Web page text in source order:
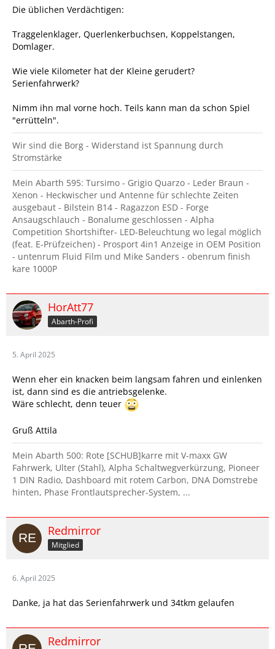
Die üblichen Verdächtigen:
Traggelenklager, Querlenkerbuchsen, Koppelstangen,
Domlager.
Wie viele Kilometer hat der Kleine gerudert?
Serienfahrwerk?
Nimm ihn mal vorne hoch. Teils kann man da schon Spiel
"errütteln".
Wir sind die Borg - Widerstand ist Spannung durch
Stromstärke
Mein Abarth 595: Tursimo - Grigio Quarzo - Leder Braun -
Xenon - Heckwischer und Antenne für schlechte Zeiten
ausgebaut - Bilstein B14 - Ragazzon ESD - Forge
Ansaugschlauch - Bonalume geschlossen - Alpha
Competition Shortshifter- LED-Beleuchtung wo legal möglich
(feat. E-Prüfzeichen) - Prosport 4in1 Anzeige in OEM Position
- untenrum Fluid Film und Mike Sanders - obenrum finish
kare 1000P
HorAtt77
Abarth-Profi
5. April 2025
Wenn eher ein knacken beim langsam fahren und einlenken
ist, dann sind es die antriebsgelenke.
Wäre schlecht, denn teuer
Gruß Attila
Mein Abarth 500: Rote [SCHUB]karre mit V-maxx GW
Fahrwerk, Ulter (Stahl), Alpha Schaltwegverkürzung, Pioneer
1 DIN Radio, Dashboard mit rotem Carbon, DNA Domstrebe
hinten, Phase Frontlautsprecher-System, ...
Redmirror
Mitglied
6. April 2025
Danke, ja hat das Serienfahrwerk und 34tkm gelaufen
Redmirror